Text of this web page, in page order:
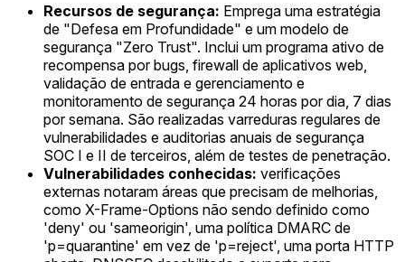
Recursos de segurança: Emprega uma estratégia
de "Defesa em Profundidade" e um modelo de
segurança "Zero Trust". Inclui um programa ativo de
recompensa por bugs, firewall de aplicativos web,
validação de entrada e gerenciamento e
monitoramento de segurança 24 horas por dia, 7 dias
por semana. São realizadas varreduras regulares de
vulnerabilidades e auditorias anuais de segurança
SOC I e II de terceiros, além de testes de penetração.
Vulnerabilidades conhecidas: verificações
externas notaram áreas que precisam de melhorias,
como X-Frame-Options não sendo definido como
'deny' ou 'sameorigin', uma política DMARC de
'p=quarantine' em vez de 'p=reject', uma porta HTTP